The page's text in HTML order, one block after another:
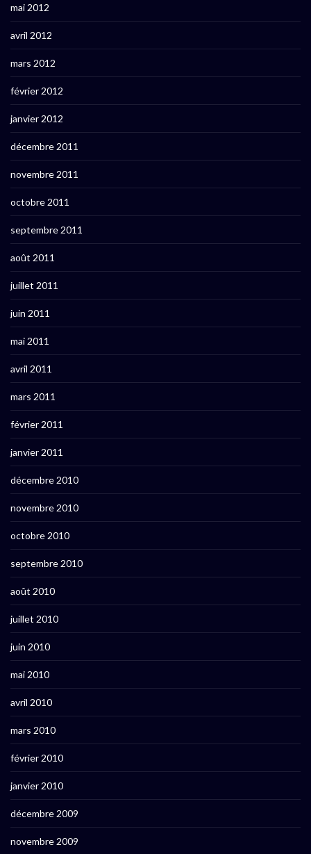
mai 2012
avril 2012
mars 2012
février 2012
janvier 2012
décembre 2011
novembre 2011
octobre 2011
septembre 2011
août 2011
juillet 2011
juin 2011
mai 2011
avril 2011
mars 2011
février 2011
janvier 2011
décembre 2010
novembre 2010
octobre 2010
septembre 2010
août 2010
juillet 2010
juin 2010
mai 2010
avril 2010
mars 2010
février 2010
janvier 2010
décembre 2009
novembre 2009